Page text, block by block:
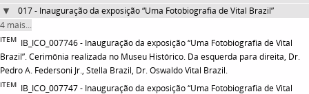
017 - Inauguração da exposição “Uma Fotobiografia de Vital Brazil”
4 mais...
ITEM IB_ICO_007746 - Inauguração da exposição “Uma Fotobiografia de Vital
Brazil”. Cerimônia realizada no Museu Histórico. Da esquerda para direita, Dr.
Pedro A. Federsoni Jr., Stella Brazil, Dr. Oswaldo Vital Brazil.
ITEM IB_ICO_007747 - Inauguração da exposição “Uma Fotobiografia de Vital